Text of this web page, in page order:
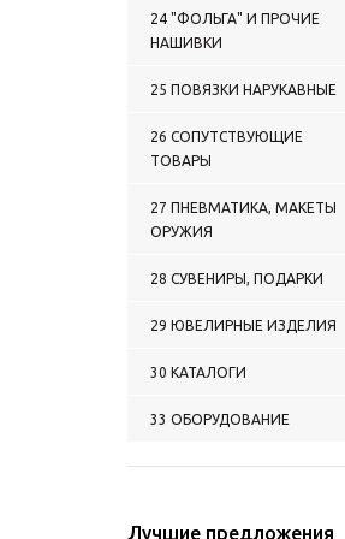
СПОРТИВНАЯ
0149 ФЛИСОВАЯ ОДЕЖДА
0152 ШАРФЫ ПРОЧИЕ
(ШЕЛК ПОЛИЭФИРНЫЙ)
0157 ПЕРЧАТКИ КОЖАНЫЕ
С ОБРЕЗАННЫМИ
0159 РУКАВИЦЫ КОЖАНЫЕ
0161 РУКАВИЦЫ ПРОЧИЕ
ТОВАРЫ
24 "ФОЛЬГА" И ПРОЧИЕ
НАШИВКИ
25 ПОВЯЗКИ НАРУКАВНЫЕ
26 СОПУТСТВУЮЩИЕ
ТОВАРЫ
27 ПНЕВМАТИКА, МАКЕТЫ
ОРУЖИЯ
28 СУВЕНИРЫ, ПОДАРКИ
29 ЮВЕЛИРНЫЕ ИЗДЕЛИЯ
30 КАТАЛОГИ
33 ОБОРУДОВАНИЕ
Лучшие предложения